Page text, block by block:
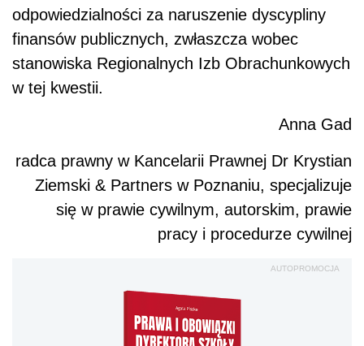
odpowiedzialności za naruszenie dyscypliny
finansów publicznych, zwłaszcza wobec
stanowiska Regionalnych Izb Obrachunkowych
w tej kwestii.
Anna Gad
radca prawny w Kancelarii Prawnej Dr Krystian
Ziemski & Partners w Poznaniu, specjalizuje
się w prawie cywilnym, autorskim, prawie
pracy i procedurze cywilnej
AUTOPROMOCJA